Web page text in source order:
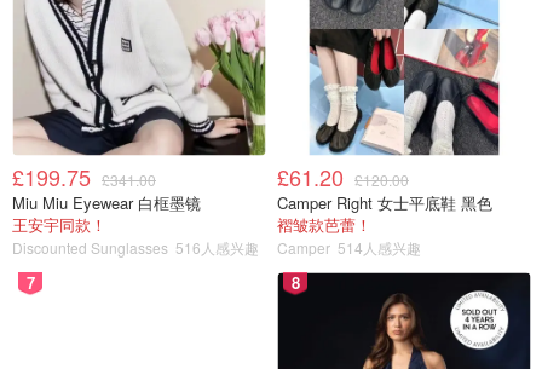
£199.75 £341.00
Miu Miu Eyewear 白框墨镜
王安宇同款！
Discounted Sunglasses 516人感兴趣
£61.20 £120.00
Camper Right 女士平底鞋 黑色
褶皱款芭蕾！
Camper 514人感兴趣
7 8